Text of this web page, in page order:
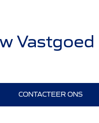
Vastgoed
CONTACTEER ONS